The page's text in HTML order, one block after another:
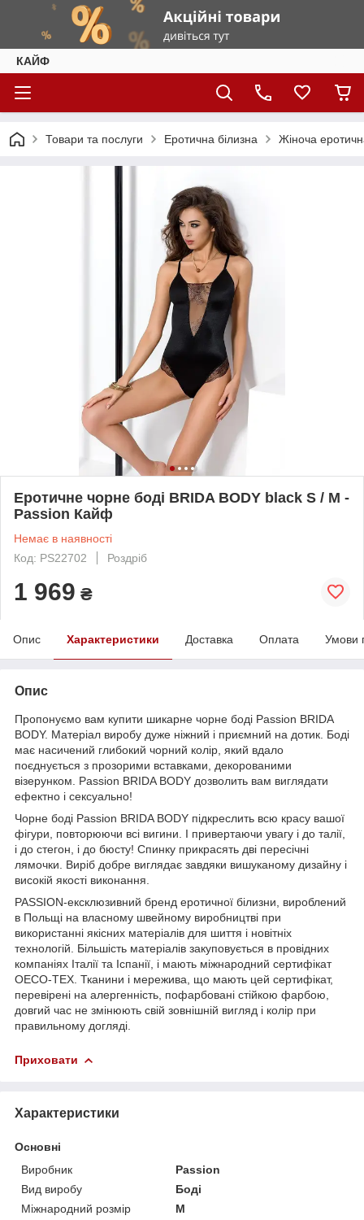
КАЙФ
Товари та послуги Еротична білизна Жіноча
Еротичне чорне боді BRIDA BODY black S / M -
Passion Кайф
Немає в наявності
Код: PS22702
Роздріб
1 969 ₴
Опис Характеристики Доставка Оплата Умови
Опис
Пропонуємо вам купити шикарне чорне боді Passion BRIDA
BODY. Матеріал виробу дуже ніжний і приємний на дотик. Боді
має насичений глибокий чорний колір, який вдало
поєднується з прозорими вставками, декорованими
візерунком. Passion BRIDA BODY дозволить вам виглядати
ефектно і сексуально!
Чорне боді Passion BRIDA BODY підкреслить всю красу вашої
фігури, повторюючи всі вигини. І привертаючи увагу і до талії,
і до стегон, і до бюсту! Спинку прикрасять дві пересічні
лямочки. Виріб добре виглядає завдяки вишуканому дизайну і
високій якості виконання.
PASSION-ексклюзивний бренд еротичної білизни, вироблений
в Польщі на власному швейному виробництві при
використанні якісних матеріалів для шиття і новітніх
технологій. Більшість матеріалів закуповується в провідних
компаніях Італії та Іспанії, і мають міжнародний сертифікат
OECO-TEX. Тканини і мережива, що мають цей сертифікат,
перевірені на алергенність, пофарбовані стійкою фарбою,
довгий час не змінюють свій зовнішній вигляд і колір при
правильному догляді.
Приховати
Характеристики
Основні
Виробник
Passion
Вид виробу
Боді
Міжнародний розмір
M